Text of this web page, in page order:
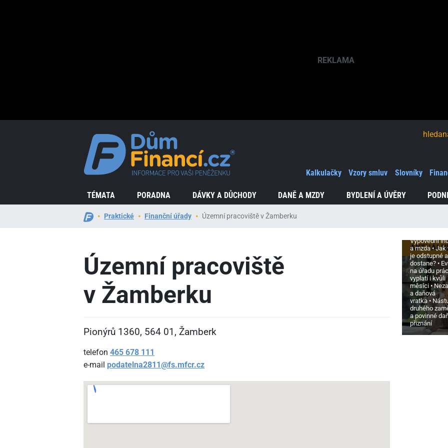
TÉMATA PORADNA DÁVKY A DŮCHODY DANĚ A MZDY BYDLENÍ A ÚVĚRY
Kalkulačky Vzory smluv Slovníky
Praktické Finanční úřady Územní pracoviště v Žamberku
Územní pracoviště
v Žamberku
Pionýrů 1360, 564 01, Žamberk
telefon 465 678 111
e-mail podatelna2811@fs.mfcr.cz
a
Výpovědní
a mzda
Jak
je odstupné
dostane?
na úřadu
vyplatí i kvůli
měsíci
a daňová
vratka
druhého
a povinné
přiznání